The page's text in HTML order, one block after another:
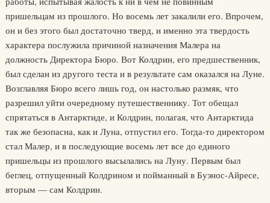
пришельцам из прошлого. Но восемь лет закалили его. Впрочем,
он и без этого был достаточно тверд, и именно эта твердость
характера послужила причиной назначения Малера на
должность Директора Бюро. Вот Колдрин, его предшественник,
был сделан из другого теста и в результате сам оказался на Луне.
Возглавляя Бюро всего лишь год, он настолько размяк, что
разрешил уйти очередному путешественнику. Тот обещал
спрятаться в Антарктиде, и Колдрин, полагая, что Антарктида
так же безопасна, как и Луна, отпустил его. Тогда-то директором
стал Малер, и в последующие восемь лет все до единого
пришельцы из прошлого высылались на Луну. Первым был
беглец, отпущенный Колдрином и пойманный в Буэнос-Айресе,
вторым — сам Колдрин.